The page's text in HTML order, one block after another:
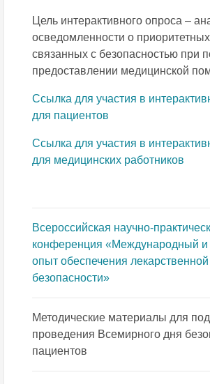
Цель интерактивного опроса –
осведомленности о
связанных с безопасностью при
предоставлении медицинской
Ссылка для участия в
для пациентов
Ссылка для участия в
для медицинских работников
Всероссийская научно-
конференция «Международный и
опыт обеспечения лекарственной
безопасности»
Методические материалы для
проведения Всемирного дня
пациентов